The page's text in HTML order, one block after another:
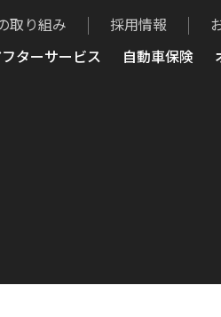
取り組み 採用情報
ターサービス 自動車保険